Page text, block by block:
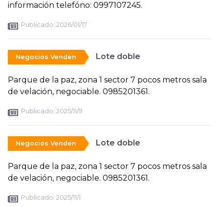
información telefóno: 0997107245.
Publicado: 2026/01/17
Negocios Venden Lote doble
Parque de la paz, zona 1 sector 7 pocos metros sala
de velación, negociable. 0985201361.
Publicado: 2025/11/9
Negocios Venden Lote doble
Parque de la paz, zona 1 sector 7 pocos metros sala
de velación, negociable. 0985201361.
Publicado: 2025/11/1